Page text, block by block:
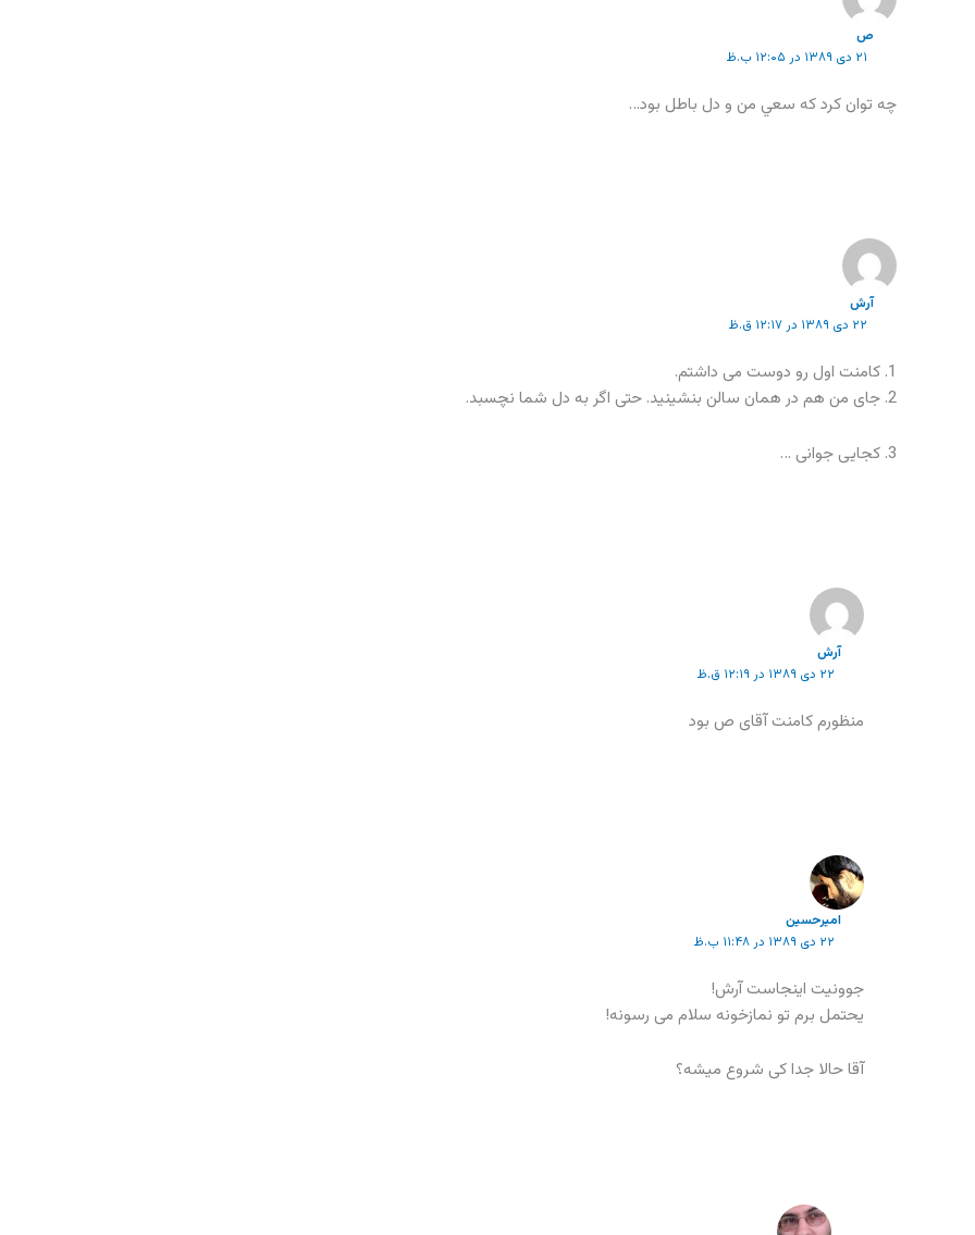
ص
۲۱ دی ۱۳۸۹ در ۱۲:۰۵ ب.ظ
چه توان كرد كه سعي من و دل باطل بود…
آرش
۲۲ دی ۱۳۸۹ در ۱۲:۱۷ ق.ظ
1. کامنت اول رو دوست می داشتم.
2. جای من هم در همان سالن بنشینید. حتی اگر به دل شما نچسبد.
3. کجایی جوانی …
آرش
۲۲ دی ۱۳۸۹ در ۱۲:۱۹ ق.ظ
منظورم کامنت آقای ص بود
امیرحسین
۲۲ دی ۱۳۸۹ در ۱۱:۴۸ ب.ظ
جوونیت اینجاست آرش!
یحتمل برم تو نمازخونه سلام می رسونه!
آقا حالا جدا کی شروع میشه؟